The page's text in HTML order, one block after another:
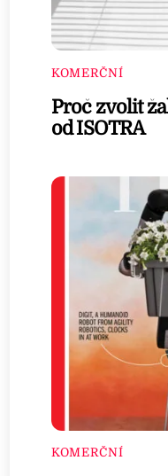
KOMERČNÍ
Proč zvolit
od ISOTRA
KOMERČNÍ